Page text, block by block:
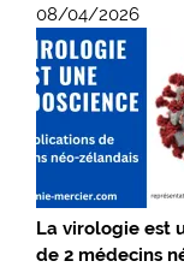
08/04/2026
La virologie est
de 2 médecins